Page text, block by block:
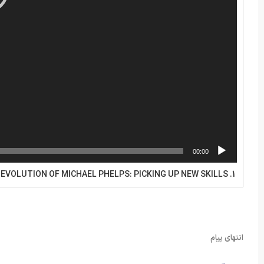
00:00
1.
OF MICHAEL PHELPS: PICKING UP NEW SKILLS
انتهای پیام